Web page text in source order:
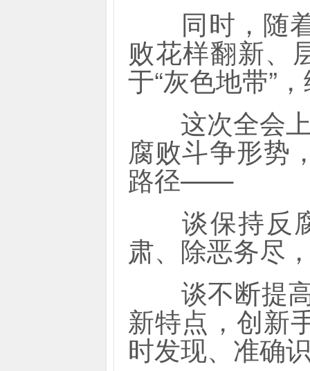
同时，随着
败花样翻新、
于“灰色地带”
这次全会上
腐败斗争形势
路径——
谈保持反腐
肃、除恶务尽
谈不断提高
新特点，创新
时发现、准确